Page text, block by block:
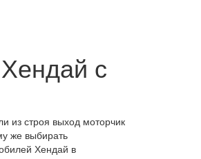
с
из строя выход моторчик
же выбирать
Хендай в